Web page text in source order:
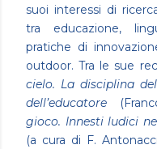
suoi interessi di
tra educazione,
pratiche di
outdoor. Tra le sue
cielo. La disciplina
dell’educatore
gioco. Innesti ludici
(a cura di F.